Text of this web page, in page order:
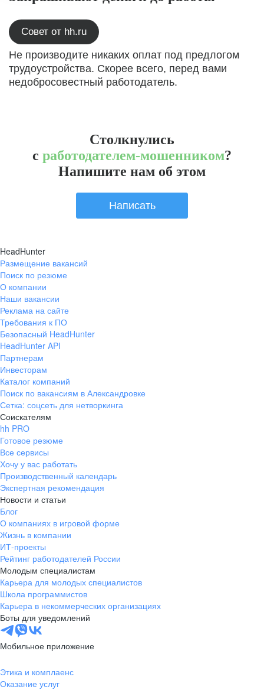
Совет от hh.ru
Не производите никаких оплат под предлогом
трудоустройства. Скорее всего, перед вами
недобросовестный работодатель.
Столкнулись
с работодателем-мошенником?
Напишите нам об этом
Написать
HeadHunter
Размещение вакансий
Поиск по резюме
О компании
Наши вакансии
Реклама на сайте
Требования к ПО
Безопасный HeadHunter
HeadHunter API
Партнерам
Инвесторам
Каталог компаний
Поиск по вакансиям в Александровке
Сетка: соцсеть для нетворкинга
Соискателям
hh PRO
Готовое резюме
Все сервисы
Хочу у вас работать
Производственный календарь
Экспертная рекомендация
Новости и статьи
Блог
О компаниях в игровой форме
Жизнь в компании
ИТ-проекты
Рейтинг работодателей России
Молодым специалистам
Карьера для молодых специалистов
Школа программистов
Карьера в некоммерческих организациях
Боты для уведомлений
Мобильное приложение
Этика и комплаенс
Оказание услуг